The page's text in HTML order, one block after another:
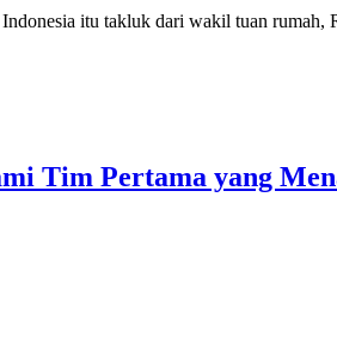
itu takluk dari wakil tuan rumah,
Tim Pertama yang